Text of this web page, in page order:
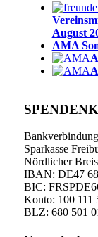
August
AMA
Bankverbindung
Sparkasse
Nördlicher
IBAN: DE47
BIC:
Konto: 100 111
BLZ: 680 501